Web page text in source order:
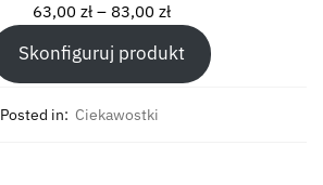
63,00 zł – 83,00 zł
Skonfiguruj produkt
Posted in: Ciekawostki